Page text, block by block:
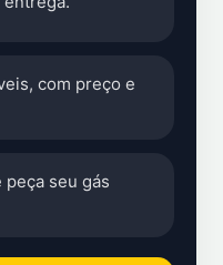
com preço e
peça seu gás